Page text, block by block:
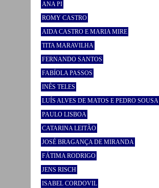
ANA PI
ROMY CASTRO
AIDA CASTRO E MARIA MIRE
TITA MARAVILHA
FERNANDO SANTOS
FABÍOLA PASSOS
INÊS TELES
LUÍS ALVES DE MATOS E PEDRO SOUSA
PAULO LISBOA
CATARINA LEITÃO
JOSÉ BRAGANÇA DE MIRANDA
FÁTIMA RODRIGO
JENS RISCH
ISABEL CORDOVIL